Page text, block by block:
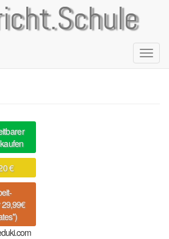
€